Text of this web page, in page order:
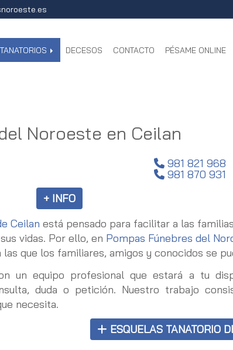
TANATORIOS DECESOS CONTACTO PÉSAME ONLINE
Noroeste en Ceilan
981 821 968
981 870 931
+ INFO
Ceilan está pensado para facilitar a las
vidas. Por ello, en Pompas Fúnebres del
las que los familiares, amigos y conocidos se
un equipo profesional que estará a tu
duda o petición. Nuestro trabajo
necesita.
ESQUELAS TANATORIO